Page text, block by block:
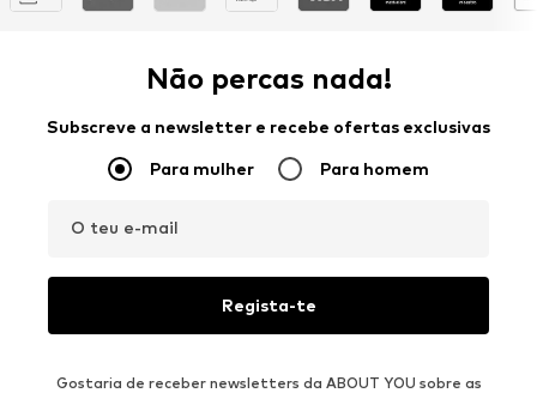
Não percas nada!
Subscreve a newsletter e recebe ofertas exclusivas
Para mulher Para homem
O teu e-mail
Regista-te
Gostaria de receber newsletters da ABOUT YOU sobre as